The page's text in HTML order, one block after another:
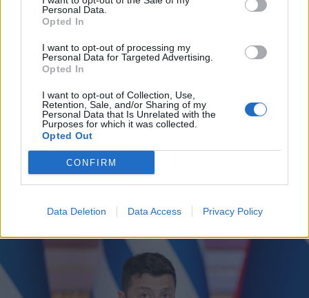
Personal Data.
Opted In
I want to opt-out of processing my
Personal Data for Targeted Advertising.
Opted In
I want to opt-out of Collection, Use,
Retention, Sale, and/or Sharing of my
Personal Data that Is Unrelated with the
Purposes for which it was collected.
Opted Out
CONFIRM
Data Deletion Data Access Privacy Policy
Mostantól börtönök őrzésére is
használhatóak a nílusi krokodilok
Izraelben